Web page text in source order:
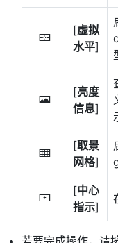
D
[虚拟
水平]
E
[亮度
信息]
b
[取景
网格]
F
[中心
指示]